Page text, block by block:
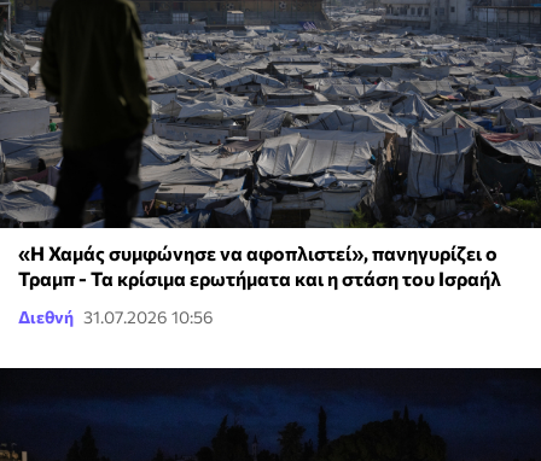
«Η Χαμάς συμφώνησε να αφοπλιστεί», πανηγυρίζει ο
Τραμπ - Τα κρίσιμα ερωτήματα και η στάση του Ισραήλ
Διεθνή 31.07.2026 10:56